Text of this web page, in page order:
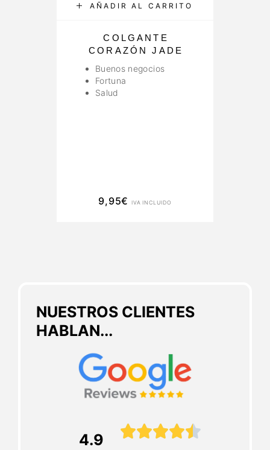
NUESTROS CLIENTES
HABLAN...
4.9 
AÑADIR AL CARRITO
COLGANTE
CORAZÓN JADE
Buenos negocios
Fortuna
Salud
9,95€ IVA INCLUIDO